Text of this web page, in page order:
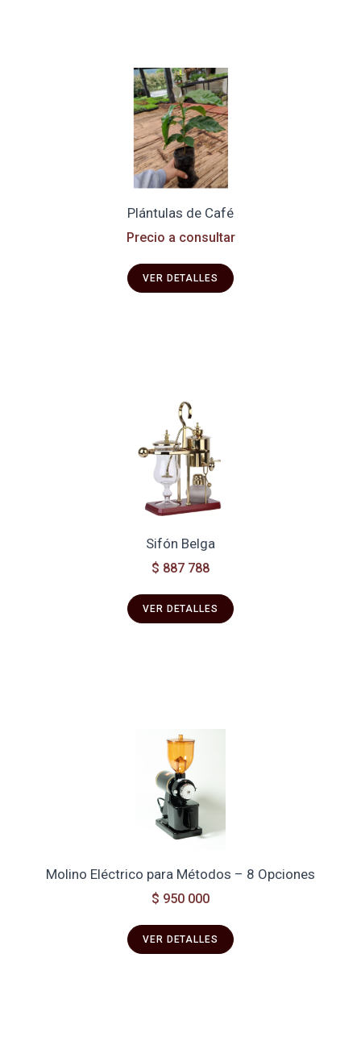
Plántulas de Café
Precio a consultar
VER DETALLES
Sifón Belga
$ 887 788
VER DETALLES
Molino Eléctrico para Métodos – 8 Opciones
$ 950 000
VER DETALLES